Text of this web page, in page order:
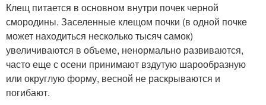
Клещ питается в основном внутри почек черной
смородины. Заселенные клещом почки (в одной почке
может находиться несколько тысяч самок)
увеличиваются в объеме, ненормально развиваются,
часто еще с осени принимают вздутую шарообразную
или округлую форму, весной не раскрываются и
погибают.